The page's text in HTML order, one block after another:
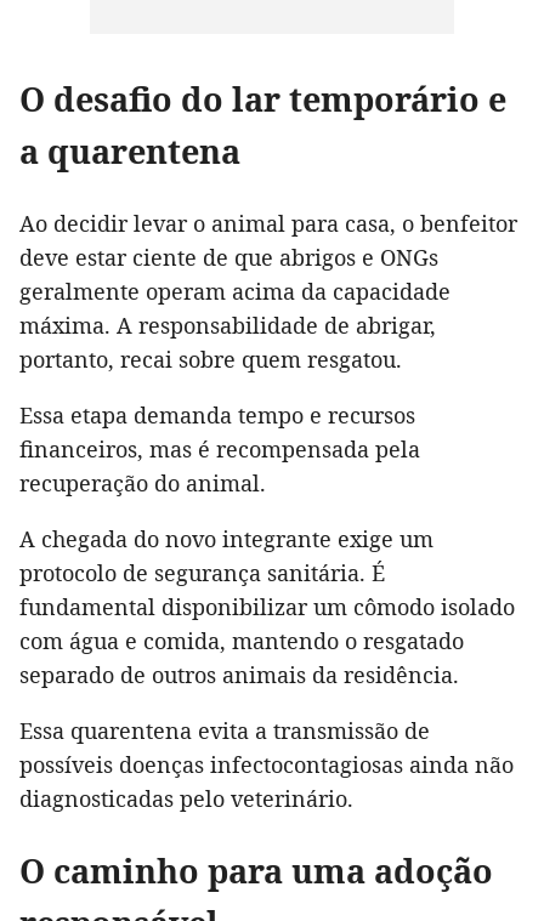
O desafio do lar temporário e
a quarentena
Ao decidir levar o animal para casa, o benfeitor
deve estar ciente de que abrigos e ONGs
geralmente operam acima da capacidade
máxima. A responsabilidade de abrigar,
portanto, recai sobre quem resgatou.
Essa etapa demanda tempo e recursos
financeiros, mas é recompensada pela
recuperação do animal.
A chegada do novo integrante exige um
protocolo de segurança sanitária. É
fundamental disponibilizar um cômodo isolado
com água e comida, mantendo o resgatado
separado de outros animais da residência.
Essa quarentena evita a transmissão de
possíveis doenças infectocontagiosas ainda não
diagnosticadas pelo veterinário.
O caminho para uma adoção